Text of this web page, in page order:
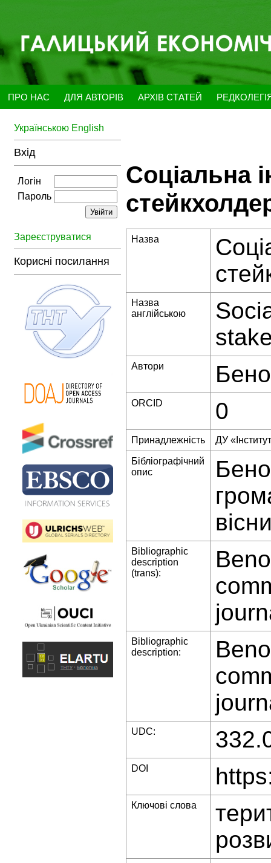
ПРО НАС ДЛЯ АВТОРІВ АРХІВ СТАТЕЙ
Українською English
Вхід
Логін
Пароль
Зареєструватися
Корисні посилання
Соціальна
Назва
Назва
англійською
Автори
ORCID 0
Принадлежність ДУ
Бібліографічний
опис
Bibliographic
description
(trans):
Bibliographic
description:
UDC:
DOI
Ключові слова